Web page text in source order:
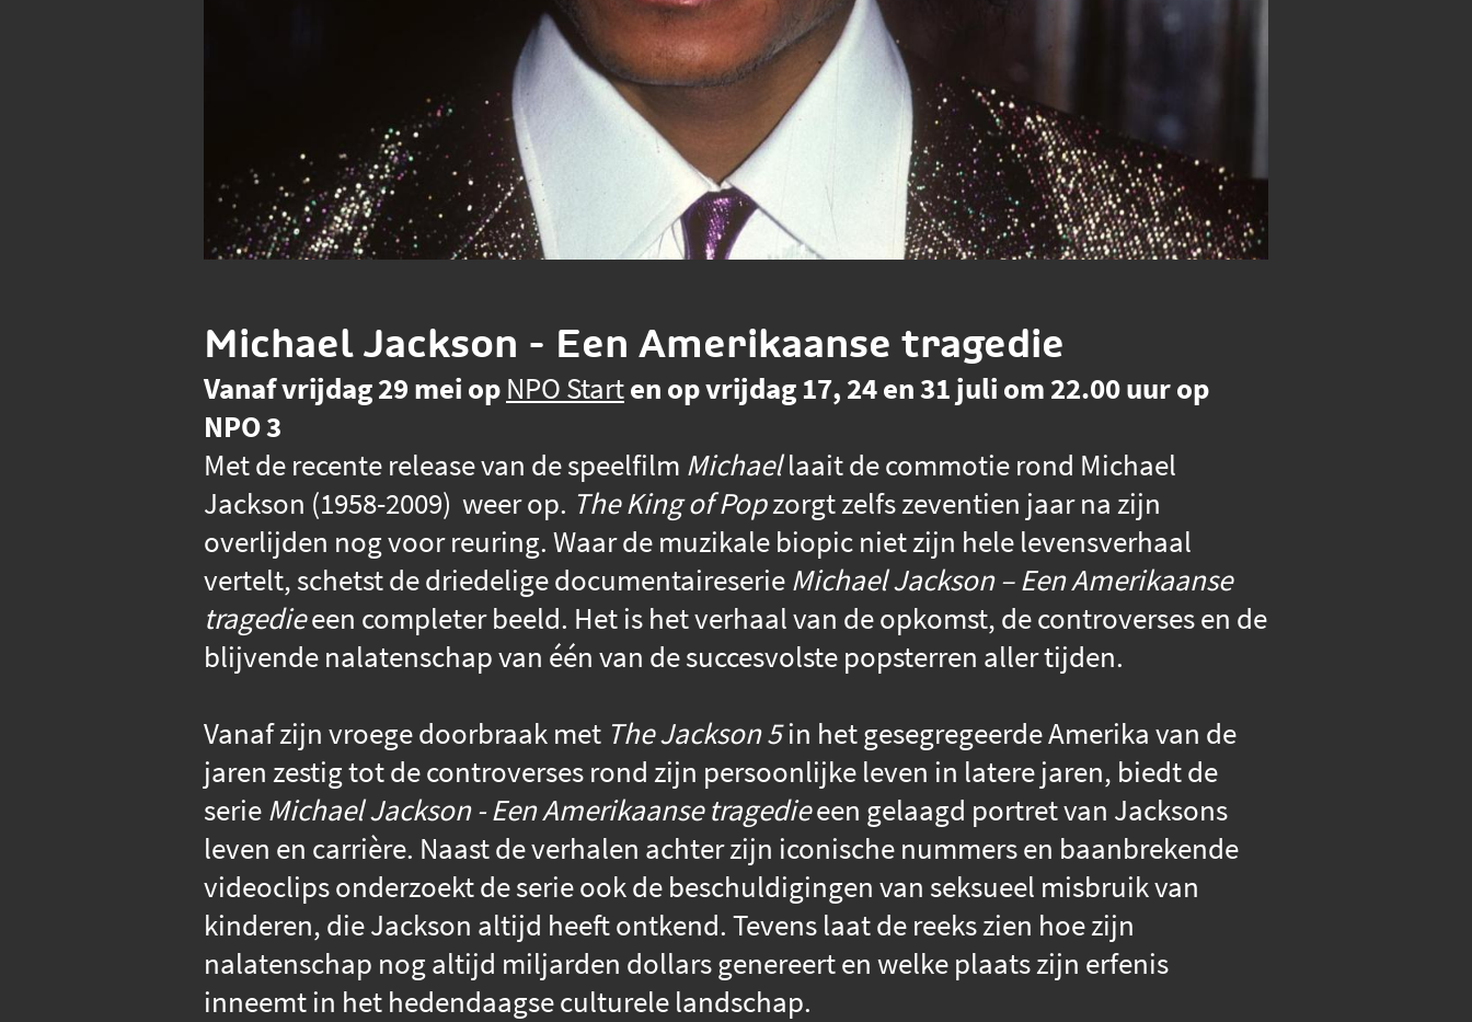
Michael Jackson - Een Amerikaanse tragedie
Vanaf vrijdag 29 mei op NPO Starten op vrijdag 17, 24 en 31 juli om 22.00 uur op
NPO 3
Met de recente release van de speelfilm Michaellaait de commotie rond Michael
Jackson (1958-2009) weer op. The King of Popzorgt zelfs zeventien jaar na zijn
overlijden nog voor reuring. Waar de muzikale biopic niet zijn hele levensverhaal
vertelt, schetst de driedelige documentaireserie Michael Jackson – Een Amerikaanse
tragedieeen completer beeld. Het is het verhaal van de opkomst, de controverses en de
blijvende nalatenschap van één van de succesvolste popsterren aller tijden.
Vanaf zijn vroege doorbraak met The Jackson 5in het gesegregeerde Amerika van de
jaren zestig tot de controverses rond zijn persoonlijke leven in latere jaren, biedt de
serie Michael Jackson - Een Amerikaanse tragedieeen gelaagd portret van Jacksons
leven en carrière. Naast de verhalen achter zijn iconische nummers en baanbrekende
videoclips onderzoekt de serie ook de beschuldigingen van seksueel misbruik van
kinderen, die Jackson altijd heeft ontkend. Tevens laat de reeks zien hoe zijn
nalatenschap nog altijd miljarden dollars genereert en welke plaats zijn erfenis
inneemt in het hedendaagse culturele landschap.